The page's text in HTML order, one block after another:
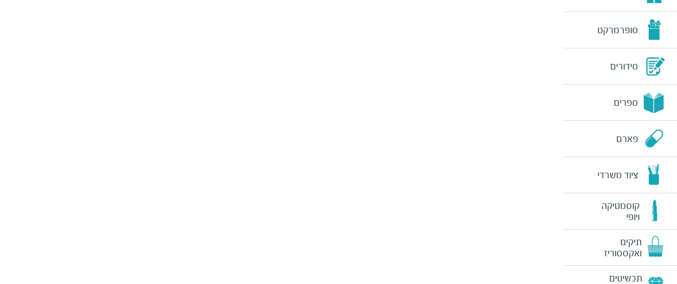
סופרמרקט
סידורים
ספרים
פארם
ציוד משרדי
קוסמטיקה
ויופי
תיקים
ואקססוריז
תכשיטים